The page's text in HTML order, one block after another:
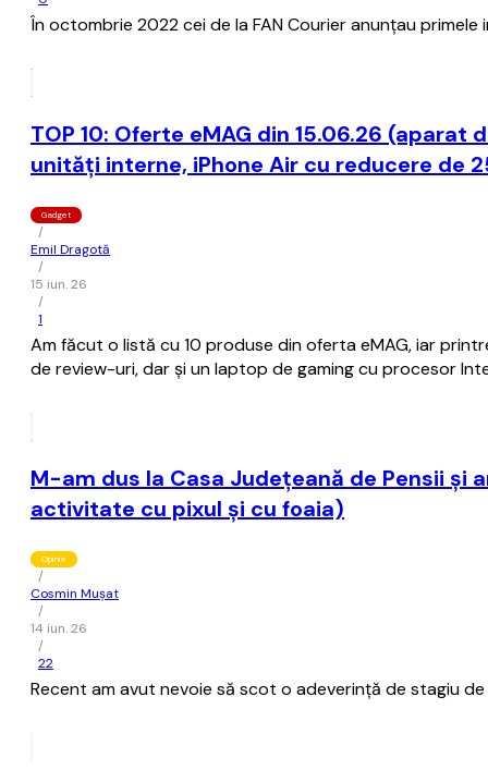
În octombrie 2022 cei de la FAN Courier anunţau
TOP 10: Oferte eMAG din 15.06.26
unități interne, iPhone Air cu reducere de
Gadget
/
Emil Dragotă
/
15 iun. 26
/
1
Am făcut o listă cu 10 produse din oferta eMAG, iar
de review-uri, dar și un laptop de gaming cu procesor
M-am dus la Casa Judeţeană de Pensii
activitate cu pixul şi cu foaia)
Opinie
/
Cosmin Mușat
/
14 iun. 26
/
22
Recent am avut nevoie să scot o adeverinţă de stagiu